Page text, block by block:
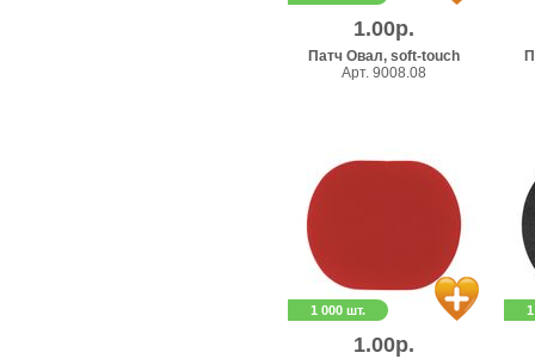
1.00р.
Патч Овал, soft-touch
Арт. 9008.08
1 000 шт.
1.00р.